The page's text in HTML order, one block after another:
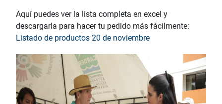
Aquí puedes ver la lista completa en excel y
descargarla para hacer tu pedido más fácilmente:
Listado de productos 20 de noviembre